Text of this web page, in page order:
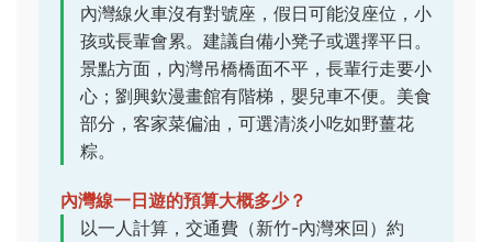
內灣線火車沒有對號座，假日可能沒座位，小
孩或長輩會累。建議自備小凳子或選擇平日。
景點方面，內灣吊橋橋面不平，長輩行走要小
心；劉興欽漫畫館有階梯，嬰兒車不便。美食
部分，客家菜偏油，可選清淡小吃如野薑花
粽。
內灣線一日遊的預算大概多少？
以一人計算，交通費（新竹-內灣來回）約